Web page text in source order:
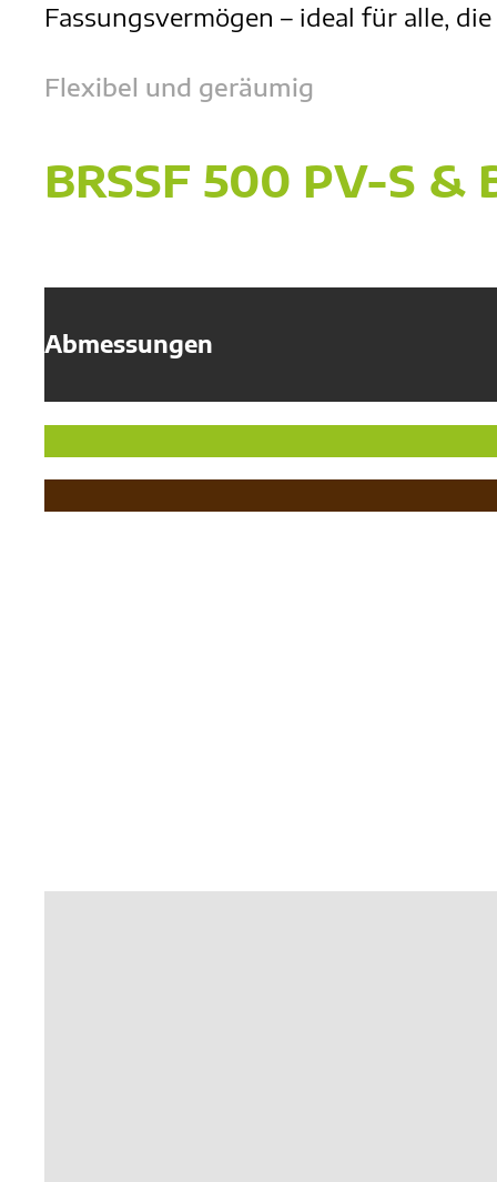
Fassungsvermögen – ideal für alle,
Flexibel und geräumig
BRSSF 500 PV-S &
Abmessungen